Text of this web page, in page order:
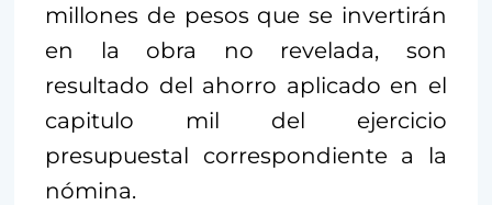
millones de pesos que se invertirán
en la obra no revelada, son
resultado del ahorro aplicado en el
capitulo mil del ejercicio
presupuestal correspondiente a la
nómina.